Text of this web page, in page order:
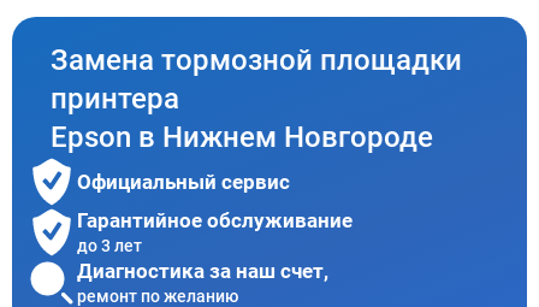
Замена тормозной площадки
принтера
Epson в Нижнем Новгороде
Официальный сервис
Гарантийное обслуживание
до 3 лет
Диагностика за наш счет,
ремонт по желанию